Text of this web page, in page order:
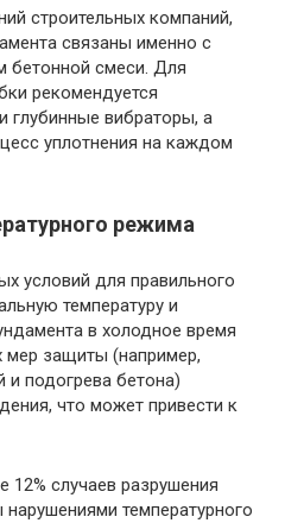
строительных компаний,
связаны именно с
бетонной смеси. Для
рекомендуется
глубинные вибраторы, а
уплотнения на каждом
режима
условий для правильного
температуру и
в холодное время
мер защиты (например,
и подогрева бетона)
что может привести к
12% случаев разрушения
температурного